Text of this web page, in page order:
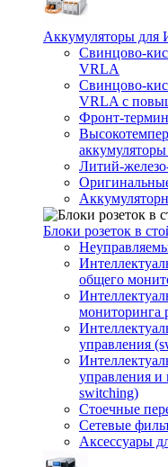
Аккумуляторы для
Свинцово-
VRLA
Свинцово-
VRLA с
Фронт-
Литий-
Блоки розеток в
общего
мониторинга
управления
управления и
switching)
Стоечные
Сетевые
Аксессуары